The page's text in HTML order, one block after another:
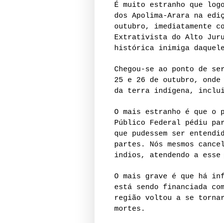
É muito estranho que
dos Apolima-Arara na
outubro, imediatamente
Extrativista do Alto
histórica inimiga
Chegou-se ao ponto de
25 e 26 de outubro,
da terra indígena,
O mais estranho é que
Público Federal pédiu
que pudessem ser
partes. Nós mesmos
indios, atendendo a esse
O mais grave é que há
está sendo financiada
região voltou a se
mortes.